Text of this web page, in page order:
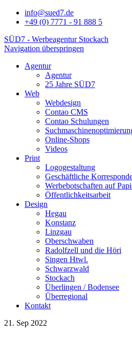
info@sued7.de
+49 (0) 7771 - 91 888 5
SÜD7 - Werbeagentur Stockach
Navigation überspringen
Agentur
Agentur
25 Jahre SÜD7
Web
Webdesign
Contao CMS
Contao Schulungen
Online-Shops
Videos
Print
Logogestaltung
Geschäftliche
Werbebotschaften auf
Öffentlichkeitsarbeit
Design
Hegau
Konstanz
Linzgau
Oberschwaben
Radolfzell und die Höri
Singen Htwl.
Schwarzwald
Stockach
Überlingen / Bodensee
Überregional
Kontakt
21. Sep 2022